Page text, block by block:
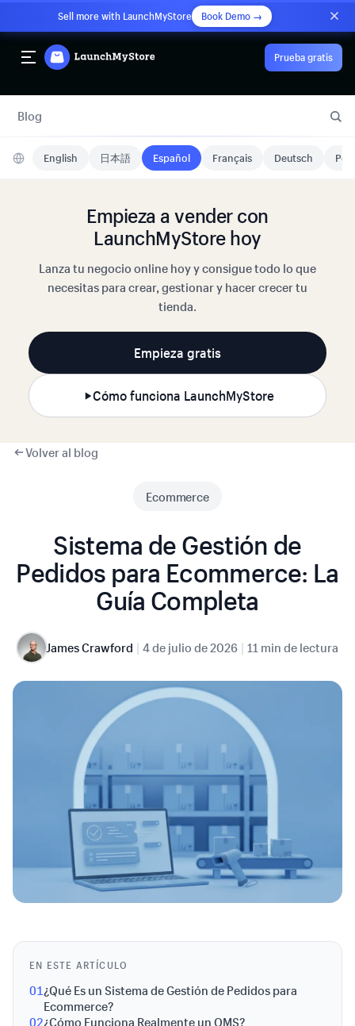
Sell more with LaunchMyStore Book Demo →
Prueba gratis
Blog
English 日本語 Español Français Deutsch
Empieza a vender con
LaunchMyStore hoy
Lanza tu negocio online hoy y consigue todo lo que
necesitas para crear, gestionar y hacer crecer tu
tienda.
Empieza gratis
Cómo funciona LaunchMyStore
Volver al blog
Ecommerce
Sistema de Gestión de
Pedidos para Ecommerce: La
Guía Completa
James Crawford | 4 de julio de 2026 | 11 min de lectura
EN ESTE ARTÍCULO
01¿Qué Es un Sistema de Gestión de Pedidos para
Ecommerce?
02¿Cómo Funciona Realmente un OMS?